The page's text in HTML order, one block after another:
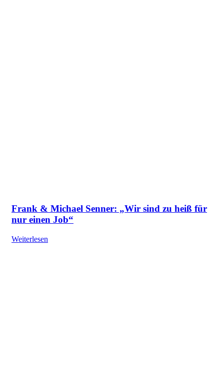
Frank & Michael Senner: „Wir sind zu heiß für
nur einen Job“
Weiterlesen